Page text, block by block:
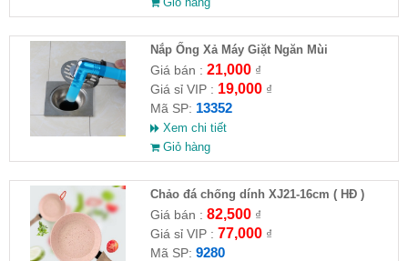
Nắp Ống Xả Máy Giặt Ngăn Mùi
Giá bán : 21,000₫
Giá sỉ VIP : 19,000₫
Mã SP: 13352
Xem chi tiết
Giỏ hàng
Chảo đá chống dính XJ21-16cm ( HĐ )
Giá bán : 82,500₫
Giá sỉ VIP : 77,000₫
Mã SP: 9280